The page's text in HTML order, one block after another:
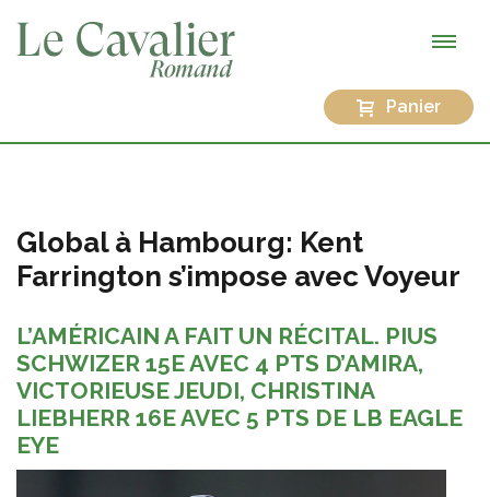
Panier
Global à Hambourg: Kent
Farrington s’impose avec Voyeur
L’AMÉRICAIN A FAIT UN RÉCITAL. PIUS
SCHWIZER 15E AVEC 4 PTS D’AMIRA,
VICTORIEUSE JEUDI, CHRISTINA
LIEBHERR 16E AVEC 5 PTS DE LB EAGLE
EYE